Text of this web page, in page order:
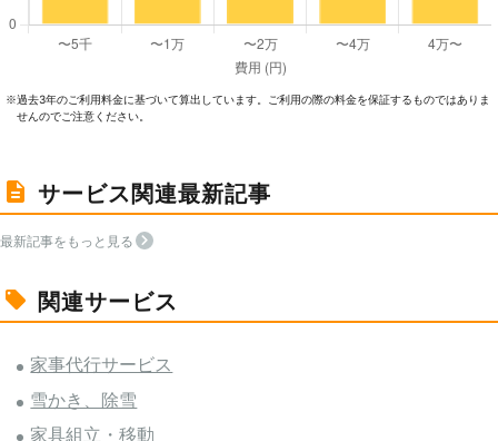
※過去3年のご利⽤料⾦に基づいて算出しています。ご利⽤の際の料⾦を保証するものではありま
せんのでご注意ください。
サービス関連最新記事
最新記事をもっと見る
関連サービス
家事代行サービス
雪かき、除雪
家具組立・移動